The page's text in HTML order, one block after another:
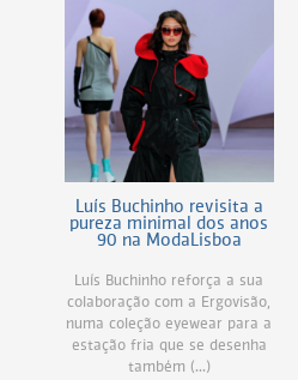
Luís Buchinho revisita a
pureza minimal dos anos
90 na ModaLisboa
Luís Buchinho reforça a sua
colaboração com a Ergovisão,
numa coleção eyewear para a
estação fria que se desenha
também (...)